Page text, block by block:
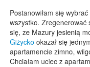
Postanowiłam się
wszystko. Zregenerować
się, ze Mazury jesienią
Giżycko okazał się
apartamencie zimno,
Chciałam uciec z